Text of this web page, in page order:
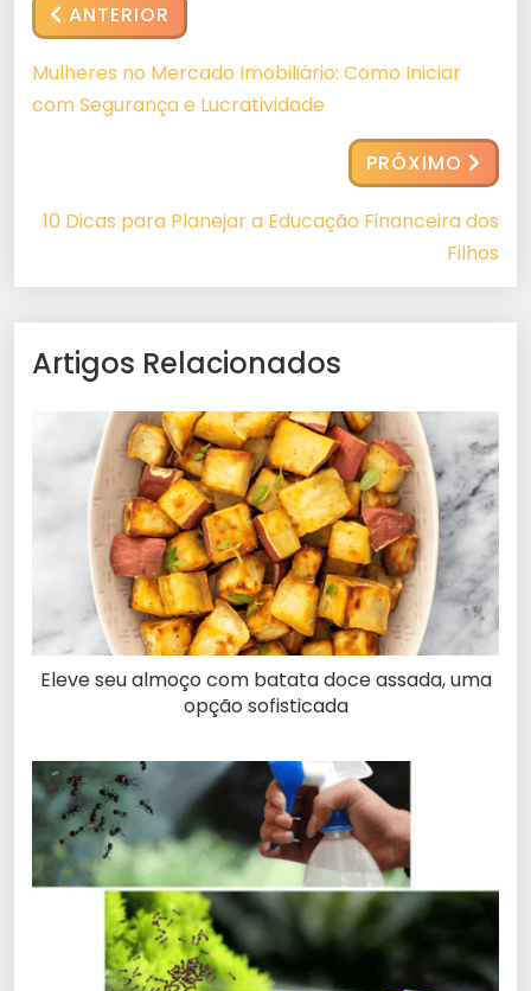
ANTERIOR
Mulheres no Mercado Imobiliário: Como Iniciar
com Segurança e Lucratividade
PRÓXIMO
10 Dicas para Planejar a Educação Financeira dos
Filhos
Artigos Relacionados
Eleve seu almoço com batata doce assada, uma
opção sofisticada